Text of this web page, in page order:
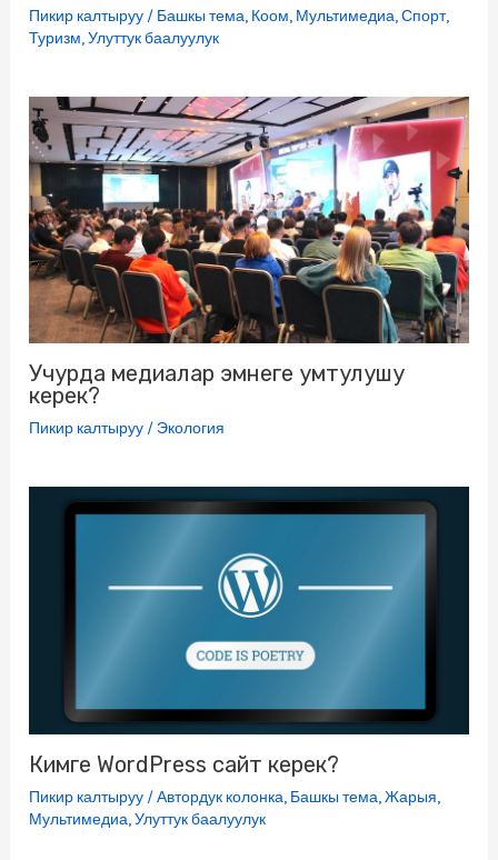
Пикир калтыруу / Башкы тема, Коом, Мультимедиа,Спорт,
Туризм,Улуттук баалуулук
Учурда медиалар эмнеге умтулушу
керек?
Пикир калтыруу / Экология
Кимге WordPress сайт керек?
Пикир калтыруу /Автордук колонка, Башкы тема,Жарыя,
Мультимедиа,Улуттук баалуулук